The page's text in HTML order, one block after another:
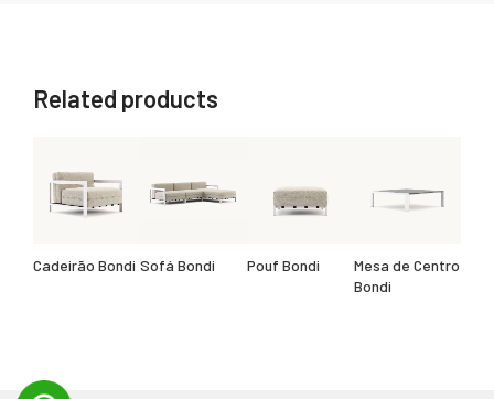
Related products
Cadeirão Bondi Sofá Bondi Pouf Bondi
Mesa de Centro
Bondi